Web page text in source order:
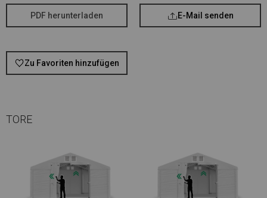
PDF herunterladen E-Mail senden
Zu Favoriten hinzufügen
TORE